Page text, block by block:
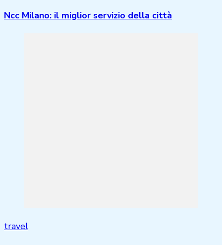
Ncc Milano: il miglior servizio della città
travel